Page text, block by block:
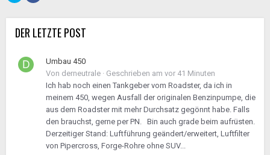
DER LETZTE POST
Umbau 450
Von derneutrale · Geschrieben am vor 41 Minuten
Ich hab noch einen Tankgeber vom Roadster, da ich in
meinem 450, wegen Ausfall der originalen Benzinpumpe, die
aus dem Roadster mit mehr Durchsatz gegönnt habe. Falls
den brauchst, gerne per PN. Bin auch grade beim aufrüsten.
Derzeitiger Stand: Luftführung geändert/erweitert, Luftfilter
von Pipercross, Forge-Rohre ohne SUV...